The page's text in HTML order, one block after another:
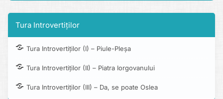
Tura Introvertiților
Tura Introvertiților (I) – Piule-Pleșa
Tura Introvertiților (II) – Piatra Iorgovanului
Tura Introvertiților (III) – Da, se poate Oslea